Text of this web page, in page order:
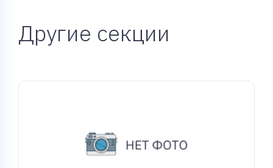
Другие секции